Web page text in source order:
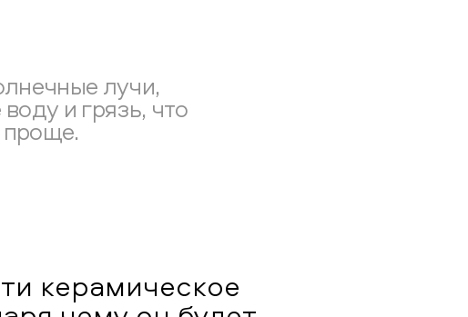
лучи,
воду и грязь, что
керамическое